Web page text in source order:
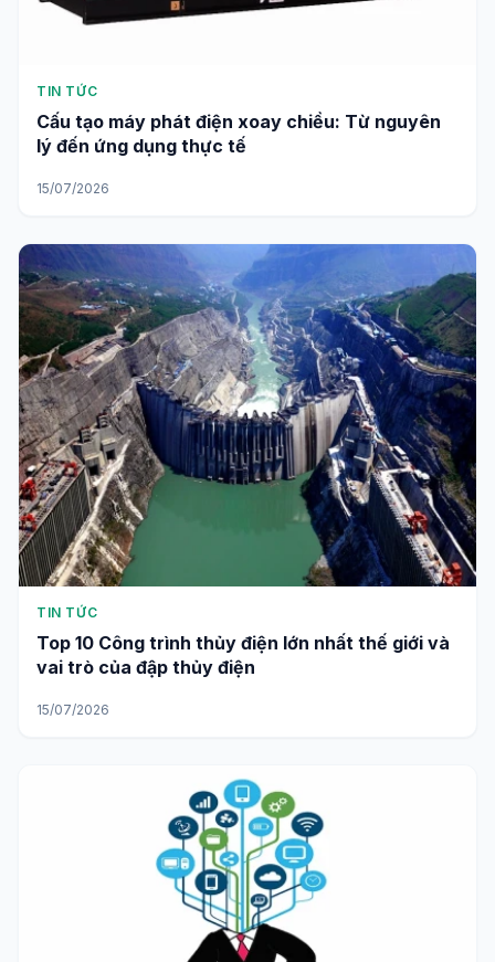
TIN TỨC
Cấu tạo máy phát điện xoay chiều: Từ nguyên
lý đến ứng dụng thực tế
15/07/2026
TIN TỨC
Top 10 Công trình thủy điện lớn nhất thế giới và
vai trò của đập thủy điện
15/07/2026